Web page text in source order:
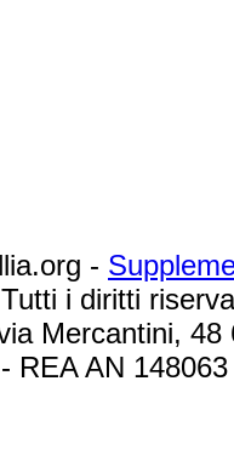
-
i diritti
Mercantini,
REA AN